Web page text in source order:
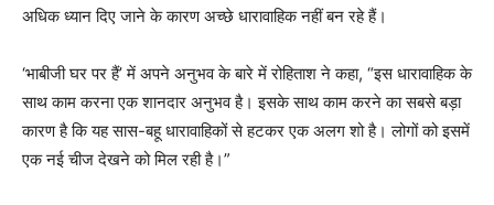
अधिक ध्यान दिए जाने के कारण अच्छे धारावाहिक नहीं बन रहे हैं।
‘भाबीजी घर पर हैं’ में अपने अनुभव के बारे में रोहिताश ने कहा, “इस धारावाहिक के
साथ काम करना एक शानदार अनुभव है। इसके साथ काम करने का सबसे बड़ा
कारण है कि यह सास-बहू धारावाहिकों से हटकर एक अलग शो है। लोगों को इसमें
एक नई चीज देखने को मिल रही है।”